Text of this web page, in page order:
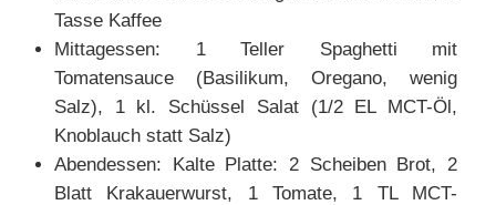
Tasse Kaffee
Mittagessen: 1 Teller Spaghetti mit
Tomatensauce (Basilikum, Oregano, wenig
Salz), 1 kl. Schüssel Salat (1/2 EL MCT-Öl,
Knoblauch statt Salz)
Abendessen: Kalte Platte: 2 Scheiben Brot, 2
Blatt Krakauerwurst, 1 Tomate, 1 TL MCT-